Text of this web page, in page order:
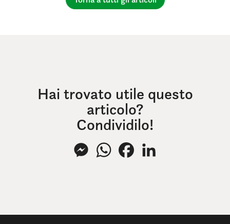
Hai trovato utile questo
articolo?
Condividilo!
MessengerWhatsAppFacebook